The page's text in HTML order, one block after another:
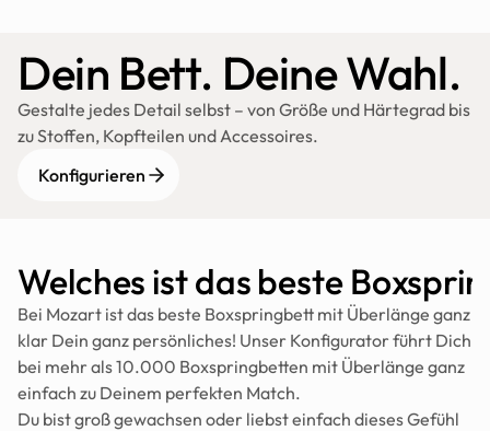
Dein Bett. Deine Wahl.
Gestalte jedes Detail selbst – von Größe und Härtegrad bis
zu Stoffen, Kopfteilen und Accessoires.
Konfigurieren
Welches ist das beste
Bei Mozart ist das beste Boxspringbett mit Überlänge ganz
klar Dein ganz persönliches! Unser Konfigurator führt Dich
bei mehr als 10.000 Boxspringbetten mit Überlänge ganz
einfach zu Deinem perfekten Match.
Du bist groß gewachsen oder liebst einfach dieses Gefühl